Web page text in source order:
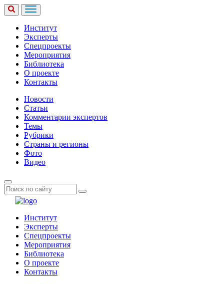
Институт
Эксперты
Спецпроекты
Мероприятия
Библиотека
О проекте
Контакты
Новости
Статьи
Комментарии экспертов
Темы
Рубрики
Страны и регионы
Фото
Видео
Институт
Эксперты
Спецпроекты
Мероприятия
Библиотека
О проекте
Контакты